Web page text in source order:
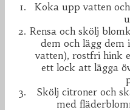
Koka upp vatten
Rensa och skölj
dem och lägg dem
vatten), rostfri hink
ett lock att lägga
Skölj citroner och
med